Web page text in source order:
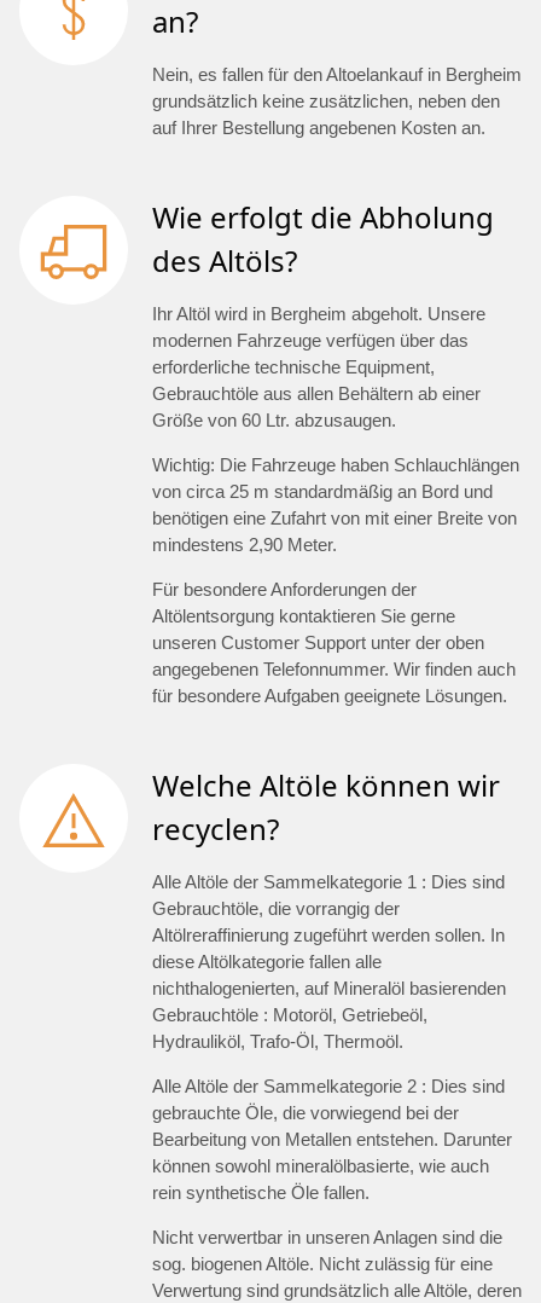
an?
Nein, es fallen für den Altoelankauf in Bergheim
grundsätzlich keine zusätzlichen, neben den
auf Ihrer Bestellung angebenen Kosten an.
Wie erfolgt die Abholung
des Altöls?
Ihr Altöl wird in Bergheim abgeholt. Unsere
modernen Fahrzeuge verfügen über das
erforderliche technische Equipment,
Gebrauchtöle aus allen Behältern ab einer
Größe von 60 Ltr. abzusaugen.
Wichtig: Die Fahrzeuge haben Schlauchlängen
von circa 25 m standardmäßig an Bord und
benötigen eine Zufahrt von mit einer Breite von
mindestens 2,90 Meter.
Für besondere Anforderungen der
Altölentsorgung kontaktieren Sie gerne
unseren Customer Support unter der oben
angegebenen Telefonnummer. Wir finden auch
für besondere Aufgaben geeignete Lösungen.
Welche Altöle können wir
recyclen?
Alle Altöle der Sammelkategorie 1 : Dies sind
Gebrauchtöle, die vorrangig der
Altölreraffinierung zugeführt werden sollen. In
diese Altölkategorie fallen alle
nichthalogenierten, auf Mineralöl basierenden
Gebrauchtöle : Motoröl, Getriebeöl,
Hydrauliköl, Trafo-Öl, Thermoöl.
Alle Altöle der Sammelkategorie 2 : Dies sind
gebrauchte Öle, die vorwiegend bei der
Bearbeitung von Metallen entstehen. Darunter
können sowohl mineralölbasierte, wie auch
rein synthetische Öle fallen.
Nicht verwertbar in unseren Anlagen sind die
sog. biogenen Altöle. Nicht zulässig für eine
Verwertung sind grundsätzlich alle Altöle, deren